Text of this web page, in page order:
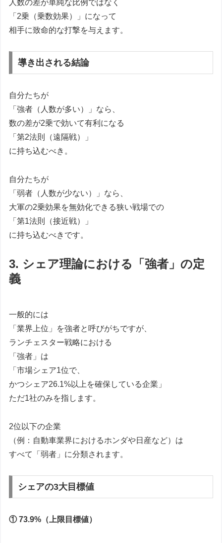
人数の差が単純な比例ではなく
「2乗（乗数効果）」になって
相手に致命的な打撃を与えます。
導き出される結論
自分たちが
「強者（人数が多い）」なら、
数の差が2乗で効いて有利になる
「第2法則（遠隔戦）」
に持ち込むべき。
自分たちが
「弱者（人数が少ない）」なら、
大軍の2乗効果を無効化できる狭い戦場での
「第1法則（接近戦）」
に持ち込むべきです。
3. シェア理論における「強者」の定
義
一般的には
「業界上位」を強者と呼びがちですが、
ランチェスター戦略における
「強者」は
「市場シェア1位で、
かつシェア26.1%以上を確保している企業」
ただ1社のみを指します。
2位以下の企業
（例：自動車業界におけるホンダや日産など）は
すべて「弱者」に分類されます。
シェアの3大目標値
① 73.9%（上限目標値）